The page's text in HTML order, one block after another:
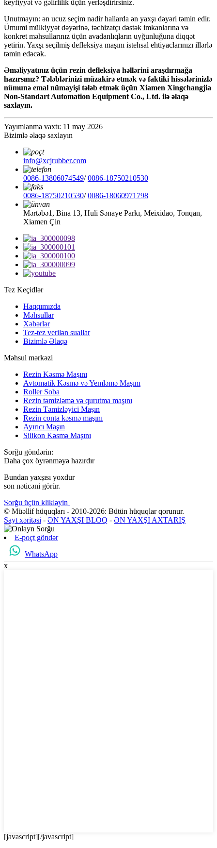
keyfiyyət və gəlirlilik üçün yerləşdirirsiniz.
Unutmayın: ən ucuz seçim nadir hallarda ən yaxşı dəyəri təmin edir.
Ümumi mülkiyyət dəyərinə, təchizatçı dəstək imkanlarına və
konkret məhsullarınız üçün avadanlıqların uyğunluğuna diqqət
yetirin. Yaxşı seçilmiş defleksiya maşını istehsal ehtiyaclarınızı illərlə
təmin edəcək.
Əməliyyatınız üçün rezin defleksiya həllərini araşdırmağa
hazırsınız? Tələblərinizi müzakirə etmək və faktiki hissələrinizlə
nümunə emal nümayişi tələb etmək üçün Xiamen Xingchangjia
Non-Standart Automation Equipment Co., Ltd. ilə əlaqə
saxlayın.
Yayımlanma vaxtı: 11 may 2026
Bizimlə əlaqə saxlayın
info@xcjrubber.com
0086-13806074549/0086-18750210530
0086-18750210530/0086-18060971798
Mərtəbə1, Bina 13, Huli Sənaye Parkı, Meixidao, Tonqan,
Xiamen Çin
Tez Keçidlər
Haqqımızda
Məhsullar
Xəbərlər
Tez-tez verilən suallar
Bizimlə Əlaqə
Məhsul mərkəzi
Rezin Kəsmə Maşını
Avtomatik Kəsmə və Yemləmə Maşını
Roller Soba
Rezin təmizləmə və qurutma maşını
Rezin Təmizləyici Maşın
Rezin conta kəsmə maşını
Ayırıcı Maşın
Silikon Kəsmə Maşını
Sorğu göndərin:
Daha çox öyrənməyə hazırdır
Bundan yaxşısı yoxdur
son nəticəni görür.
Sorğu üçün klikləyin
© Müəllif hüquqları - 2010-2026: Bütün hüquqlar qorunur.
Sayt xəritəsi - ƏN YAXŞI BLOQ - ƏN YAXŞI AXTARIŞ
E-poçt göndər
WhatsApp
x
[javascript][/javascript]